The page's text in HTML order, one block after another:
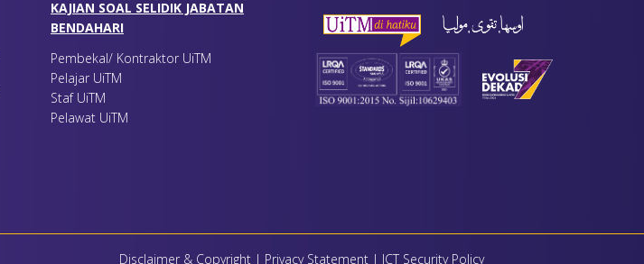
KAJIAN SOAL SELIDIK JABATAN
BENDAHARI
Pembekal/ Kontraktor UiTM
Pelajar UiTM
Staf UiTM
Pelawat UiTM
Disclaimer & Copyright| Privacy Statement | ICT Security Policy